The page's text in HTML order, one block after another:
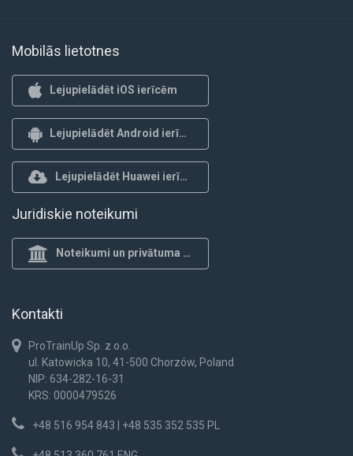
Mobilās lietotnes
Lejupielādēt iOS ierīcēm
Lejupielādēt Android ierīcēm
Lejupielādēt Huawei ierīcēm
Juridiskie noteikumi
Noteikumi un privātuma politika
Kontakti
ProTrainUp Sp. z o.o.
ul. Katowicka 10, 41-500 Chorzów, Poland
NIP: 634-282-16-31
KRS: 0000479526
+48 516 954 843 | +48 535 352 535 PL